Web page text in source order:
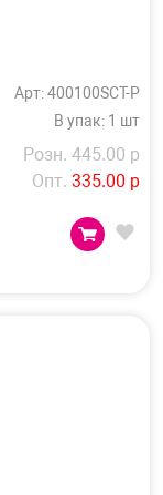
Арт: 400100SCT-P
В упак: 1 шт
Розн. 445.00 р
Опт. 335.00 р